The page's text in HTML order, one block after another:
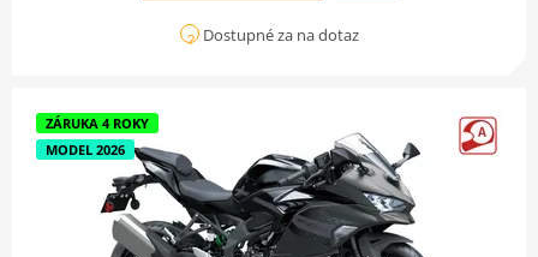
Dostupné za na dotaz
ZÁRUKA 4 ROKY
MODEL 2026